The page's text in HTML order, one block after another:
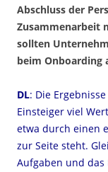
Abschluss der
Zusammenarbeit
sollten
beim Onboarding
DL: Die
Einsteiger viel
etwa durch einen
zur Seite steht.
Aufgaben und das